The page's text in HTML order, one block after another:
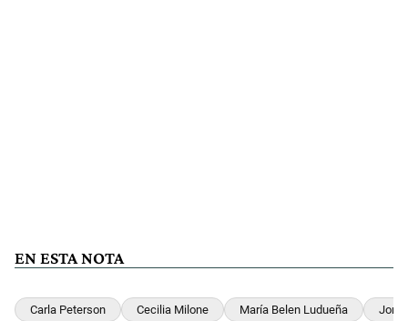
EN ESTA NOTA
Carla Peterson Cecilia Milone María Belen Ludueña